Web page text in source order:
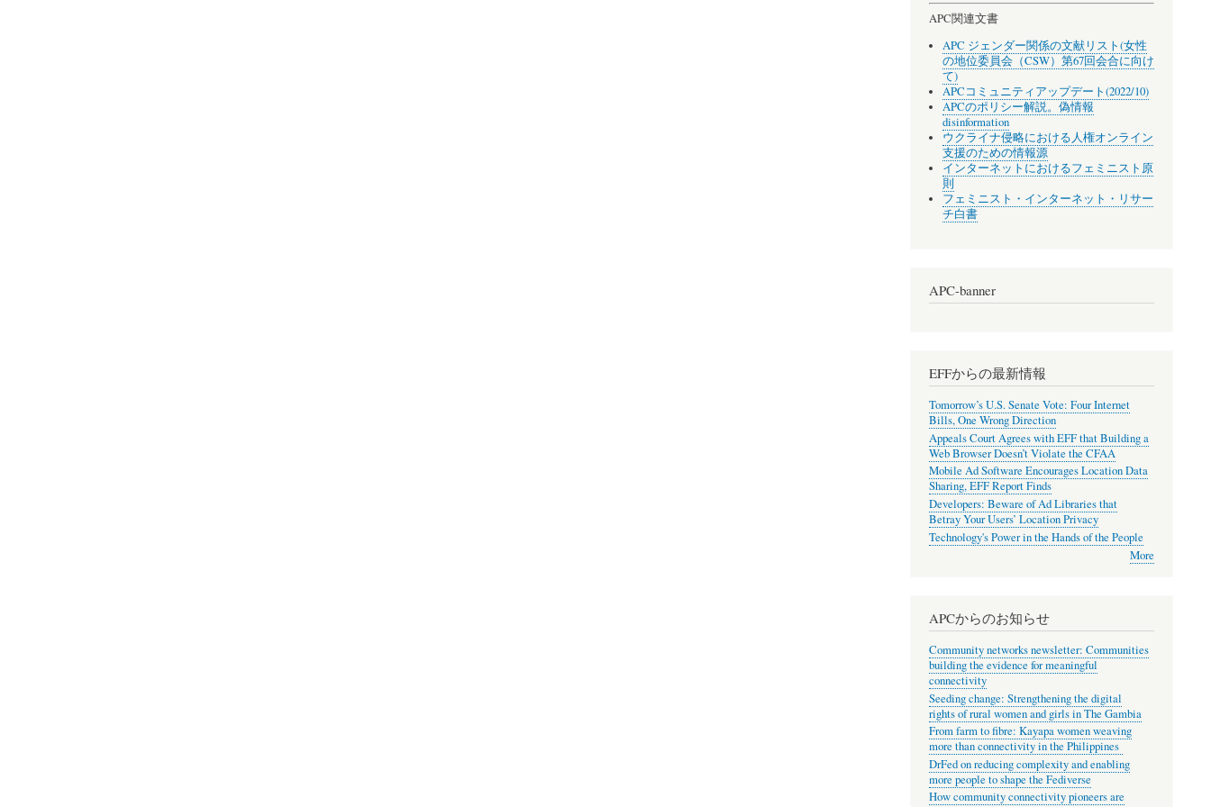
APC関連文書
APC ジェンダー関係の文献リスト(女性
の地位委員会（CSW）第67回会合に向け
て)
APCコミュニティアップデート(2022/10)
APCのポリシー解説。偽情報
disinformation
ウクライナ侵略における人権オンライン
支援のための情報源
インターネットにおけるフェミニスト原
則
フェミニスト・インターネット・リサー
チ白書
APC-banner
EFFからの最新情報
Tomorrow’s U.S. Senate Vote: Four Internet
Bills, One Wrong Direction
Appeals Court Agrees with EFF that Building a
Web Browser Doesn’t Violate the CFAA
Mobile Ad Software Encourages Location Data
Sharing, EFF Report Finds
Developers: Beware of Ad Libraries that
Betray Your Users’ Location Privacy
Technology's Power in the Hands of the People
More
APCからのお知らせ
Community networks newsletter: Communities
building the evidence for meaningful
connectivity
Seeding change: Strengthening the digital
rights of rural women and girls in The Gambia
From farm to fibre: Kayapa women weaving
more than connectivity in the Philippines
DrFed on reducing complexity and enabling
more people to shape the Fediverse
How community connectivity pioneers are